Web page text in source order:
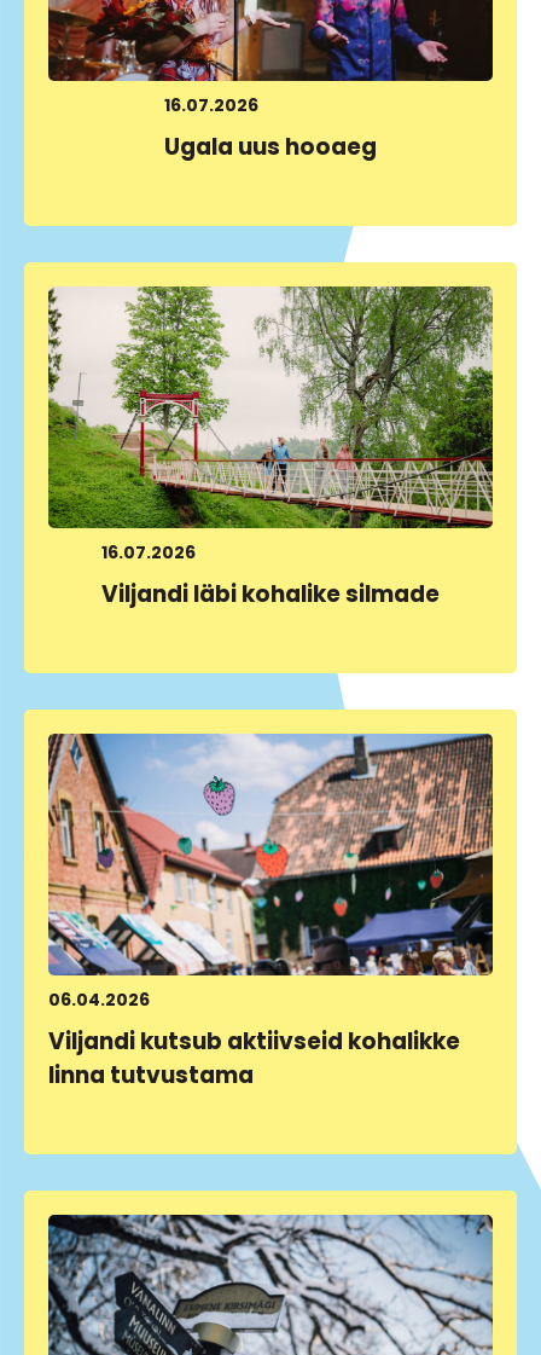
16.07.2026
Ugala uus hooaeg
16.07.2026
Viljandi läbi kohalike silmade
06.04.2026
Viljandi kutsub aktiivseid kohalikke
linna tutvustama